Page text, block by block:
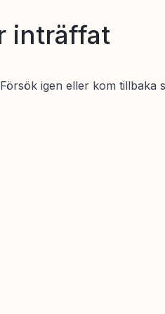
inträffat
igen eller kom tillbaka